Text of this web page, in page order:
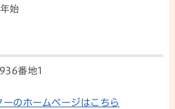
始
番地1
のホームページはこちら